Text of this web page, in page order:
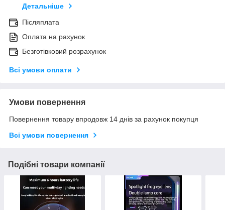
Детальніше
Післяплата
Оплата на рахунок
Безготівковий розрахунок
Всі умови оплати
Умови повернення
Повернення товару впродовж 14 днів за рахунок покупця
Всі умови повернення
Подібні товари компанії